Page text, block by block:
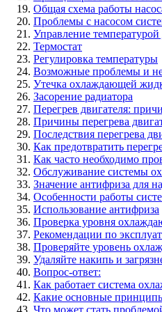
Общая схема работы
Проблемы с насосом
Управление температурой
Термостат
Регулировка температуры
Возможные проблемы и
Утечка охлаждающей
Засорение радиатора
Перегрев двигателя:
Причины перегрева
Последствия перегрева
Как предотвратить
Как часто необходимо
Обслуживание системы
Значение антифриза для
Особенности работы
Использование антифриза
Проверка уровня
Рекомендации по
Проверяйте уровень
Удаляйте накипь и
Вопрос-ответ:
Как работает система
Какие основные
Что может стать